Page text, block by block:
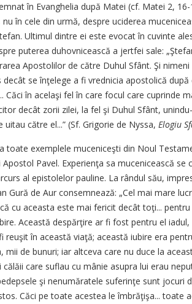
în Evanghelia după Matei (cf. Matei 2,
nu în cele din urmă, despre uciderea
Ultimul dintre ei este evocat în cuvinte
puterea duhovnicească a jertfei sale:
Apostolilor de către Duhul Sfânt. Şi
se înţelege a fi vrednicia apostolică
Căci în acelaşi fel în care focul care cuprinde
decât zorii zilei, la fel şi Duhul Sfânt,
uitau către el...” (Sf. Grigorie de Nyssa, Elogiu
toate exemplele muceniceşti din Noul
Apostol Pavel. Experienţa sa mucenicească
al epistolelor pauline. La rândul său,
Gură de Aur consemnează: „Cel mai mare
cu aceasta este mai fericit decât toţi...
Această despărţire ar fi fost pentru el
reuşit în această viaţă; această iubire era
mii de bunuri; iar altceva care nu duce la
călăii care suflau cu mânie asupra lui erau
şi nenumăratele suferinţe sunt jocuri
Căci pe toate acestea le îmbrăţişa... toate